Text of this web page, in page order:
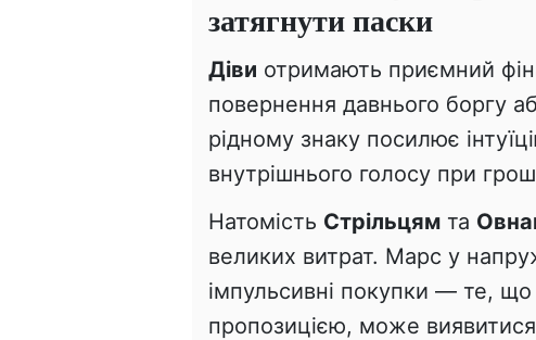
затягнути паски
Діви отримають приємний
повернення давнього боргу
рідному знаку посилює
внутрішнього голосу при
Натомість Стрільцям та
великих витрат. Марс у
імпульсивні покупки — те,
пропозицією, може